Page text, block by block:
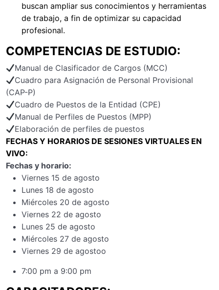
buscan ampliar sus conocimientos y herramientas
de trabajo, a fin de optimizar su capacidad
profesional.
COMPETENCIAS DE ESTUDIO:
Manual de Clasificador de Cargos (MCC)
Cuadro para Asignación de Personal Provisional
(CAP-P)
Cuadro de Puestos de la Entidad (CPE)
Manual de Perfiles de Puestos (MPP)
Elaboración de perfiles de puestos
FECHAS Y HORARIOS DE SESIONES VIRTUALES EN
VIVO:
Fechas y horario:
Viernes 15 de agosto
Lunes 18 de agosto
Miércoles 20 de agosto
Viernes 22 de agosto
Lunes 25 de agosto
Miércoles 27 de agosto
Viernes 29 de agostoo
7:00 pm a 9:00 pm